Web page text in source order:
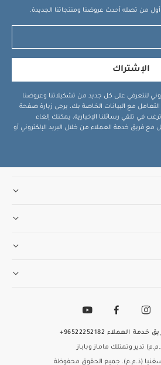
من تصله أحدث عروضنا ومنتجاتنا الجديدة.
الإشتراك
لتتعرفي على كل جديد من تشكيلاتنا وعروضنا
مع البيانات الخاصة بك، يرجى زيارة صفحة
في تلقي رسائلنا الإخبارية، يمكنك إلغاء
فريق خدمة العملاء من خلال البريد الإلكتروني أو
تدير وتمتلك ماماز وباباز
خدمة العملاء 96522252182+